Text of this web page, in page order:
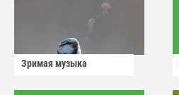
Зримая музыка